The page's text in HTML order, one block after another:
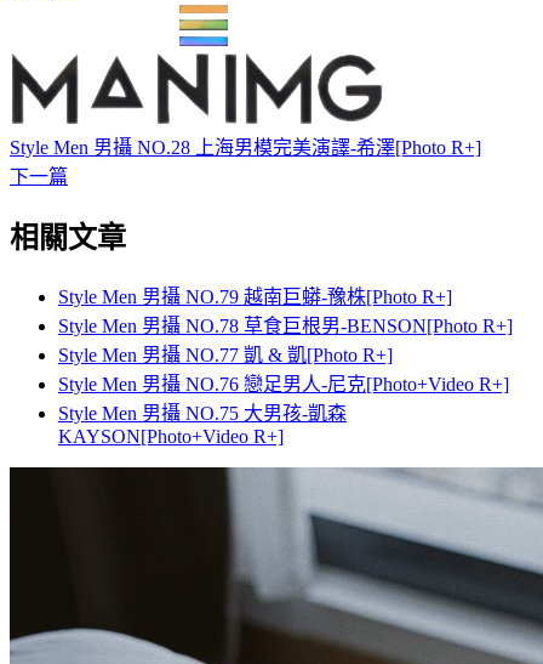
Style Men 男攝 NO.28 上海男模完美演譯-希澤[Photo R+]
下一篇
相關文章
Style Men 男攝 NO.79 越南巨蟒-豫株[Photo R+]
Style Men 男攝 NO.78 草食巨根男-BENSON[Photo R+]
Style Men 男攝 NO.77 凱 & 凱[Photo R+]
Style Men 男攝 NO.76 戀足男人-尼克[Photo+Video R+]
Style Men 男攝 NO.75 大男孩-凱森
KAYSON[Photo+Video R+]